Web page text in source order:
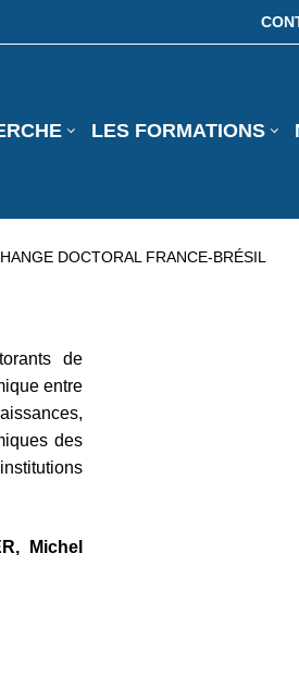
LES FORMATIONS
DOCTORAL FRANCE-BRÉSIL
de
entre
des
Michel